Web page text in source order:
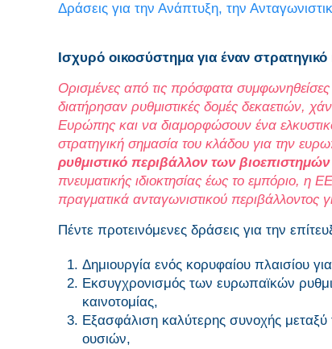
Δράσεις για την Ανάπτυξη, την
Ισχυρό οικοσύστημα για έναν
Ορισμένες από τις πρόσφατα
διατήρησαν ρυθμιστικές δομές δεκαετιών,
Ευρώπης και να διαμορφώσουν ένα
στρατηγική σημασία του κλάδου για την
ρυθμιστικό περιβάλλον των
πνευματικής ιδιοκτησίας έως το εμπόριο, η
πραγματικά ανταγωνιστικού περιβάλλοντος
Πέντε προτεινόμενες δράσεις για την
Δημιουργία ενός κορυφαίου πλαισίου
Εκσυγχρονισμός των ευρωπαϊκών
καινοτομίας,
Εξασφάλιση καλύτερης συνοχής μεταξύ
ουσιών,